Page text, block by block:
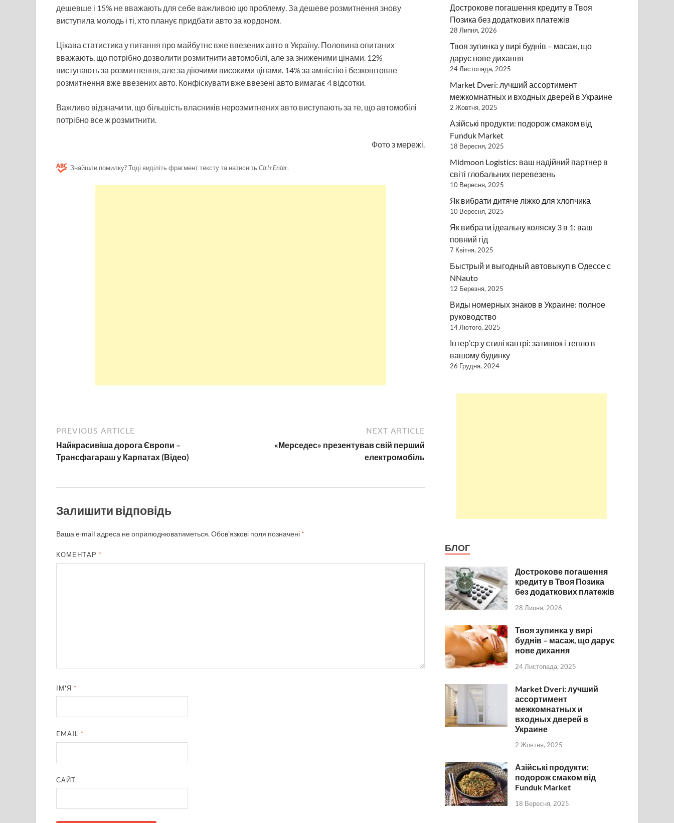
дешевше і 15% не вважають для себе важливою цю проблему. За дешеве розмитнення знову
виступила молодь і ті, хто планує придбати авто за кордоном.
Цікава статистика у питання про майбутнє вже ввезених авто в Україну. Половина опитаних
вважають, що потрібно дозволити розмитнити автомобілі, але за зниженими цінами. 12%
виступають за розмитнення, але за діючими високими цінами. 14% за амністію і безкоштовне
розмитнення вже ввезених авто. Конфіскувати вже ввезені авто вимагає 4 відсотки.
Важливо відзначити, що більшість власників нерозмитнених авто виступають за те, що автомобілі
потрібно все ж розмитнити.
Фото з мережі.
Знайшли помилку? Тоді виділіть фрагмент тексту та натисніть Ctrl+Enter.
PREVIOUS ARTICLE
Найкрасивіша дорога Європи –
Трансфагараш у Карпатах (Відео)
NEXT ARTICLE
«Мерседес» презентував свій перший
електромобіль
Залишити відповідь
Ваша e-mail адреса не оприлюднюватиметься.Обов’язкові поля позначені *
КОМЕНТАР *
ІМ'Я *
EMAIL *
САЙТ
Дострокове погашення кредиту в Твоя
Позика без додаткових платежів
28 Липня, 2026
Твоя зупинка у вирі буднів – масаж, що
дарує нове дихання
24 Листопада, 2025
Market Dveri: лучший ассортимент
межкомнатных и входных дверей в Украине
2 Жовтня, 2025
Азійські продукти: подорож смаком від
Funduk Market
18 Вересня, 2025
Midmoon Logistics: ваш надійний партнер в
світі глобальних перевезень
10 Вересня, 2025
Як вибрати дитяче ліжко для хлопчика
10 Вересня, 2025
Як вибрати ідеальну коляску 3 в 1: ваш
повний гід
7 Квітня, 2025
Быстрый и выгодный автовыкуп в Одессе с
NNauto
12 Березня, 2025
Виды номерных знаков в Украине: полное
руководство
14 Лютого, 2025
Інтер’єр у стилі кантрі: затишок і тепло в
вашому будинку
26 Грудня, 2024
БЛОГ
Дострокове погашення
кредиту в Твоя Позика
без додаткових платежів
28 Липня, 2026
Твоя зупинка у вирі
буднів – масаж, що дарує
нове дихання
24 Листопада, 2025
Market Dveri: лучший
ассортимент
межкомнатных и
входных дверей в
Украине
2 Жовтня, 2025
Азійські продукти:
подорож смаком від
Funduk Market
18 Вересня, 2025